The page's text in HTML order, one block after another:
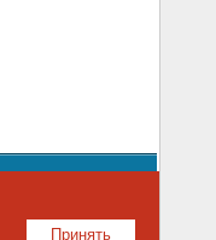
Принять